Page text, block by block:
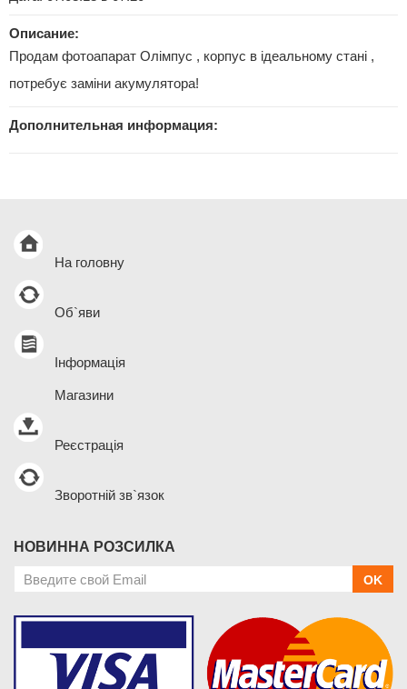
Описание:
Продам фотоапарат Олімпус , корпус в ідеальному стані ,
потребує заміни акумулятора!
Дополнительная информация:
На головну
Об`яви
Інформація
Магазини
Реєстрація
Зворотній зв`язок
НОВИННА РОЗСИЛКА
OK